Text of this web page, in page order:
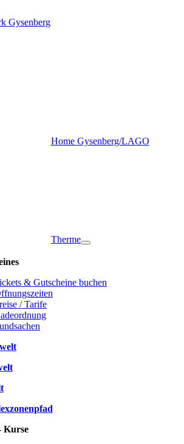
Home Gysenberg/LAGO
Therme
& Gutscheine buchen
/ Tarife
Kurse